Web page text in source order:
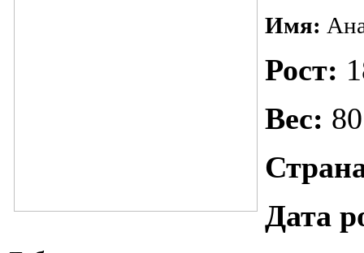
Имя:
Рост:
Вес:
Дата